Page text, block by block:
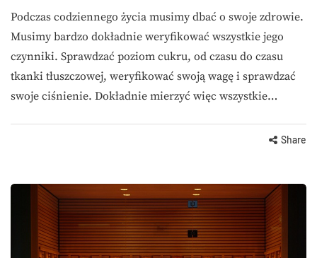
Podczas codziennego życia musimy dbać o swoje zdrowie.
Musimy bardzo dokładnie weryfikować wszystkie jego
czynniki. Sprawdzać poziom cukru, od czasu do czasu
tkanki tłuszczowej, weryfikować swoją wagę i sprawdzać
swoje ciśnienie. Dokładnie mierzyć więc wszystkie…
Share